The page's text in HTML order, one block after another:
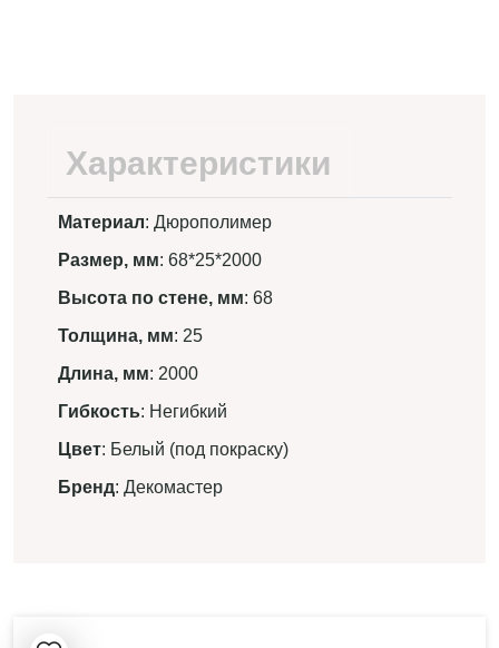
Характеристики
Материал: Дюрополимер
Размер, мм: 68*25*2000
Высота по стене, мм: 68
Толщина, мм: 25
Длина, мм: 2000
Гибкость: Негибкий
Цвет: Белый (под покраску)
Бренд: Декомастер